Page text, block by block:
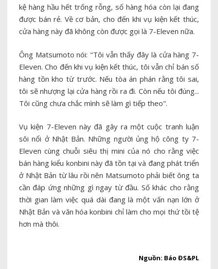
kệ hàng hầu hết trống rỗng, số hàng hóa còn lại đang
được bán rẻ. Về cơ bản, cho đến khi vụ kiện kết thúc,
cửa hàng này đã không còn được gọi là 7-Eleven nữa.
Ông Matsumoto nói: "Tôi vẫn thấy đây là cửa hàng 7-
Eleven. Cho đến khi vụ kiện kết thúc, tôi vẫn chỉ bán số
hàng tồn kho từ trước. Nếu tòa án phán rằng tôi sai,
tôi sẽ nhượng lại cửa hàng rồi ra đi. Còn nếu tôi đúng...
Tôi cũng chưa chắc mình sẽ làm gì tiếp theo".
Vụ kiện 7-Eleven này đã gây ra một cuộc tranh luận
sôi nổi ở Nhật Bản. Những người ủng hộ công ty 7-
Eleven cùng chuỗi siêu thị mini của nó cho rằng việc
bán hàng kiểu konbini này đã tồn tại và đang phát triển
ở Nhật Bản từ lâu rồi nên Matsumoto phải biết ông ta
cần đáp ứng những gì ngay từ đầu. Số khác cho rằng
thời gian làm việc quá dài đang là một vấn nạn lớn ở
Nhật Bản và văn hóa konbini chỉ làm cho mọi thứ tồi tệ
hơn mà thôi.
Nguồn: Báo ĐS&PL